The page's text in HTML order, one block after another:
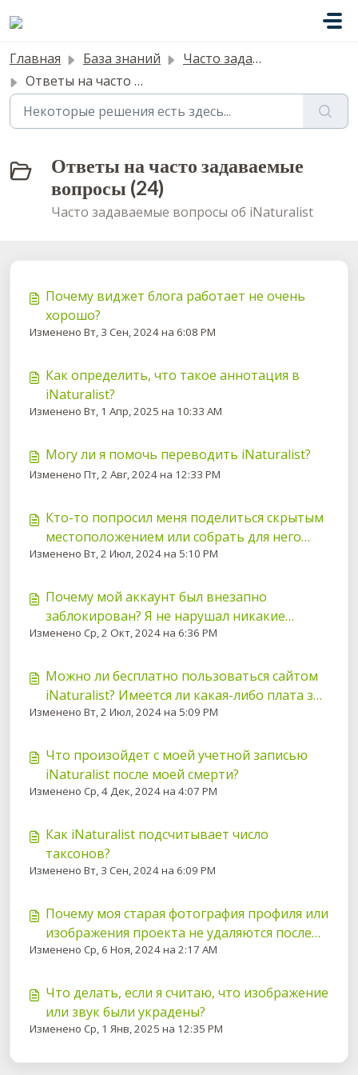
Главная База знаний
Часто задаваемые вопросы
Ответы на часто задаваемые вопросы
Ответы на часто задаваемые
вопросы (24)
Часто задаваемые вопросы об iNaturalist
Почему виджет блога работает не очень
хорошо?
Изменено Вт, 3 Сен, 2024 на 6:08 PM
Как определить, что такое аннотация в
iNaturalist?
Изменено Вт, 1 Апр, 2025 на 10:33 AM
Могу ли я помочь переводить iNaturalist?
Изменено Пт, 2 Авг, 2024 на 12:33 PM
Кто-то попросил меня поделиться скрытым
местоположением или собрать для него
образец. Что мне следует делать?
Изменено Вт, 2 Июл, 2024 на 5:10 PM
Почему мой аккаунт был внезапно
заблокирован? Я не нарушал никакие
правила.
Изменено Ср, 2 Окт, 2024 на 6:36 PM
Можно ли бесплатно пользоваться сайтом
iNaturalist? Имеется ли какая-либо плата за
подписку на его использование?
Изменено Вт, 2 Июл, 2024 на 5:09 PM
Что произойдет с моей учетной записью
iNaturalist после моей смерти?
Изменено Ср, 4 Дек, 2024 на 4:07 PM
Как iNaturalist подсчитывает число
таксонов?
Изменено Вт, 3 Сен, 2024 на 6:09 PM
Почему моя старая фотография профиля или
изображения проекта не удаляются после
того, как я их изменил?
Изменено Ср, 6 Ноя, 2024 на 2:17 AM
Что делать, если я считаю, что изображение
или звук были украдены?
Изменено Ср, 1 Янв, 2025 на 12:35 PM